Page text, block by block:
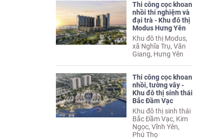
Thi công cọc khoan
nhồi thí nghiệm và
đại trà - Khu đô thị
Modus Hưng Yên
Khu đô thị Modus,
xã Nghĩa Trụ, Văn
Giang, Hưng Yên
Thi công cọc khoan
nhồi, tường vây -
Khu đô thị sinh thái
Bắc Đầm Vạc
Khu đô thị sinh thái
Bắc Đầm Vạc, Kim
Ngọc, Vĩnh Yên,
Phú Thọ